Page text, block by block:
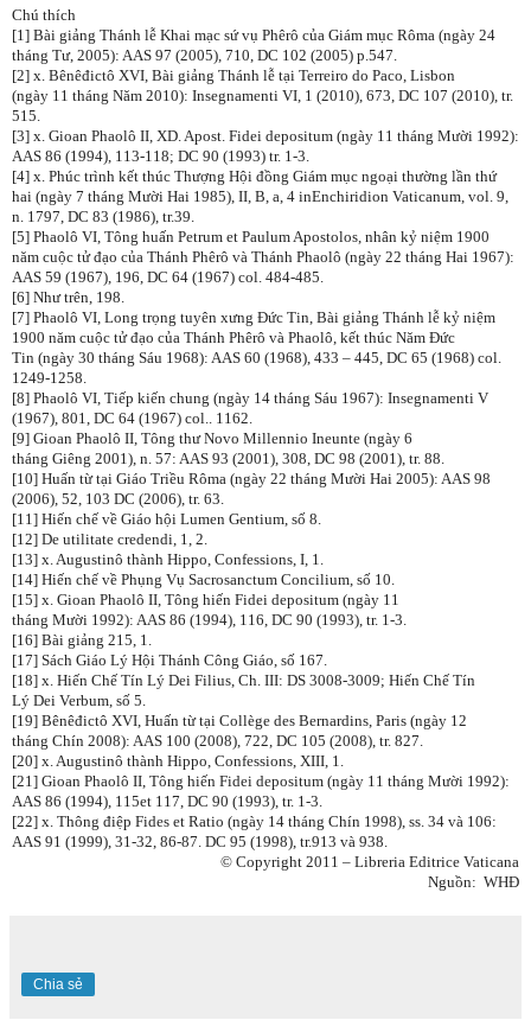
Chú thích
[1] Bài giảng Thánh lễ Khai mạc sứ vụ Phêrô của Giám mục Rôma (ngày 24
tháng Tư, 2005): AAS 97 (2005), 710, DC 102 (2005) p.547.
[2] x. Bênêđictô XVI, Bài giảng Thánh lễ tại Terreiro do Paco, Lisbon
(ngày 11 tháng Năm 2010): Insegnamenti VI, 1 (2010), 673, DC 107 (2010), tr.
515.
[3] x. Gioan Phaolô II, XD. Apost. Fidei depositum (ngày 11 tháng Mười 1992):
AAS 86 (1994), 113-118; DC 90 (1993) tr. 1-3.
[4] x. Phúc trình kết thúc Thượng Hội đồng Giám mục ngoại thường lần thứ
hai (ngày 7 tháng Mười Hai 1985), II, B, a, 4 inEnchiridion Vaticanum, vol. 9,
n. 1797, DC 83 (1986), tr.39.
[5] Phaolô VI, Tông huấn Petrum et Paulum Apostolos, nhân kỷ niệm 1900
năm cuộc tử đạo của Thánh Phêrô và Thánh Phaolô (ngày 22 tháng Hai 1967):
AAS 59 (1967), 196, DC 64 (1967) col. 484-485.
[6] Như trên, 198.
[7] Phaolô VI, Long trọng tuyên xưng Đức Tin, Bài giảng Thánh lễ kỷ niệm
1900 năm cuộc tử đạo của Thánh Phêrô và Phaolô, kết thúc Năm Đức
Tin (ngày 30 tháng Sáu 1968): AAS 60 (1968), 433 – 445, DC 65 (1968) col.
1249-1258.
[8] Phaolô VI, Tiếp kiến chung (ngày 14 tháng Sáu 1967): Insegnamenti V
(1967), 801, DC 64 (1967) col.. 1162.
[9] Gioan Phaolô II, Tông thư Novo Millennio Ineunte (ngày 6
tháng Giêng 2001), n. 57: AAS 93 (2001), 308, DC 98 (2001), tr. 88.
[10] Huấn từ tại Giáo Triều Rôma (ngày 22 tháng Mười Hai 2005): AAS 98
(2006), 52, 103 DC (2006), tr. 63.
[11] Hiến chế về Giáo hội Lumen Gentium, số 8.
[12] De utilitate credendi, 1, 2.
[13] x. Augustinô thành Hippo, Confessions, I, 1.
[14] Hiến chế về Phụng Vụ Sacrosanctum Concilium, số 10.
[15] x. Gioan Phaolô II, Tông hiến Fidei depositum (ngày 11
tháng Mười 1992): AAS 86 (1994), 116, DC 90 (1993), tr. 1-3.
[16] Bài giảng 215, 1.
[17] Sách Giáo Lý Hội Thánh Công Giáo, số 167.
[18] x. Hiến Chế Tín Lý Dei Filius, Ch. III: DS 3008-3009; Hiến Chế Tín
Lý Dei Verbum, số 5.
[19] Bênêđictô XVI, Huấn từ tại Collège des Bernardins, Paris (ngày 12
tháng Chín 2008): AAS 100 (2008), 722, DC 105 (2008), tr. 827.
[20] x. Augustinô thành Hippo, Confessions, XIII, 1.
[21] Gioan Phaolô II, Tông hiến Fidei depositum (ngày 11 tháng Mười 1992):
AAS 86 (1994), 115et 117, DC 90 (1993), tr. 1-3.
[22] x. Thông điệp Fides et Ratio (ngày 14 tháng Chín 1998), ss. 34 và 106:
AAS 91 (1999), 31-32, 86-87. DC 95 (1998), tr.913 và 938.
© Copyright 2011 – Libreria Editrice Vaticana
Nguồn: WHĐ
Chia sẻ